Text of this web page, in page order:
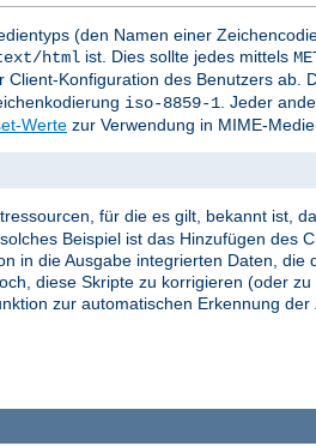
(den Namen einer
html ist. Dies sollte jedes mittels
Konfiguration des Benutzers ab.
iso-8859-1 . Jeder
Werte zur Verwendung in MIME-
für die es gilt, bekannt ist,
Beispiel ist das Hinzufügen des
in die Ausgabe integrierten Daten,
diese Skripte zu korrigieren (oder
zur automatischen Erkennung der